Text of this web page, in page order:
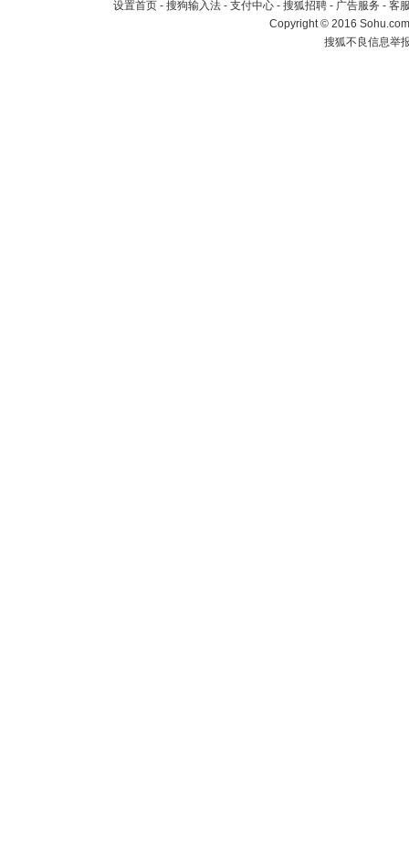
设置首页 - 搜狗输入法 - 支付中心 - 搜狐招聘 - 广告服务 - 客
Copyright©2016
搜狐不良信息举